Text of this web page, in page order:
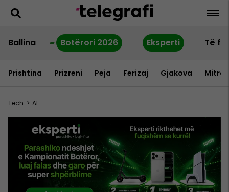
Ballina Botërori 2026 Eksperti Të
Prishtina Prizreni Peja Ferizaj Gjakova
Tech > AI